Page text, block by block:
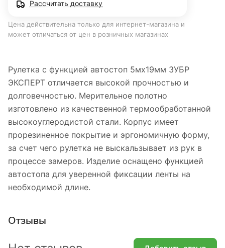
Рассчитать доставку
Цена действительна только для интернет-магазина и
может отличаться от цен в розничных магазинах
Рулетка с функцией автостоп 5мх19мм ЗУБР
ЭКСПЕРТ отличается высокой прочностью и
долговечностью. Мерительное полотно
изготовлено из качественной термообработанной
высокоуглеродистой стали. Корпус имеет
прорезиненное покрытие и эргономичную форму,
за счет чего рулетка не выскальзывает из рук в
процессе замеров. Изделие оснащено функцией
автостопа для уверенной фиксации ленты на
необходимой длине.
Отзывы